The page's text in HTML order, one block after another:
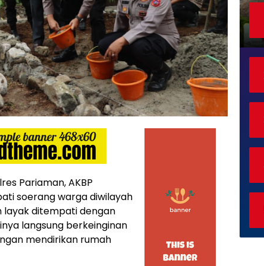
Pariaman, AKBP
soerang warga diwilayah
layak ditempati dengan
langsung berkeinginan
mendirikan rumah